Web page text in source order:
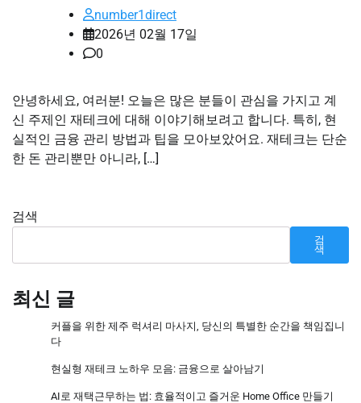
number1direct
2026년 02월 17일
0
안녕하세요, 여러분! 오늘은 많은 분들이 관심을 가지고 계
신 주제인 재테크에 대해 이야기해보려고 합니다. 특히, 현
실적인 금융 관리 방법과 팁을 모아보았어요. 재테크는 단순
한 돈 관리뿐만 아니라, […]
검색
검
색
최신 글
커플을 위한 제주 럭셔리 마사지, 당신의 특별한 순간을 책임집니
다
현실형 재테크 노하우 모음: 금융으로 살아남기
AI로 재택근무하는 법: 효율적이고 즐거운 Home Office 만들기